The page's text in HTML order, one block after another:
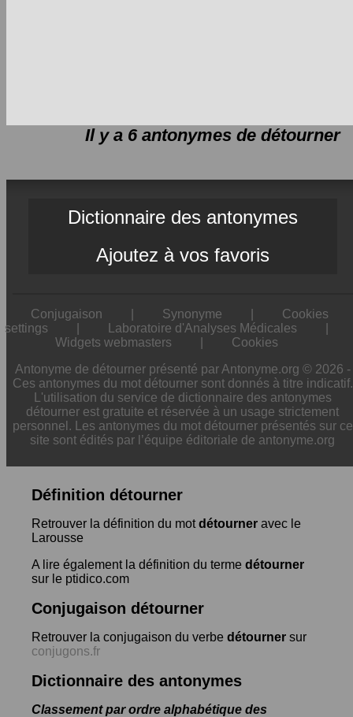
Il y a 6 antonymes de détourner
Dictionnaire des antonymes
Ajoutez à vos favoris
Conjugaison Synonyme
Cookies
settings
Laboratoire d'Analyses Médicales
Widgets webmasters
Cookies
Antonyme de détourner présenté par Antonyme.org © 2026 -
Ces antonymes du mot détourner sont donnés à titre indicatif.
L'utilisation du service de dictionnaire des antonymes
détourner est gratuite et réservée à un usage strictement
personnel. Les antonymes du mot détourner présentés sur ce
site sont édités par l’équipe éditoriale de antonyme.org
Définition détourner
Retrouver la définition du motdétourner avec le
Larousse
A lire également la définition du terme détourner
sur le ptidico.com
Conjugaison détourner
Retrouver la conjugaison du verbe détourner sur
conjugons.fr
Dictionnaire des antonymes
Classement par ordre alphabétique des